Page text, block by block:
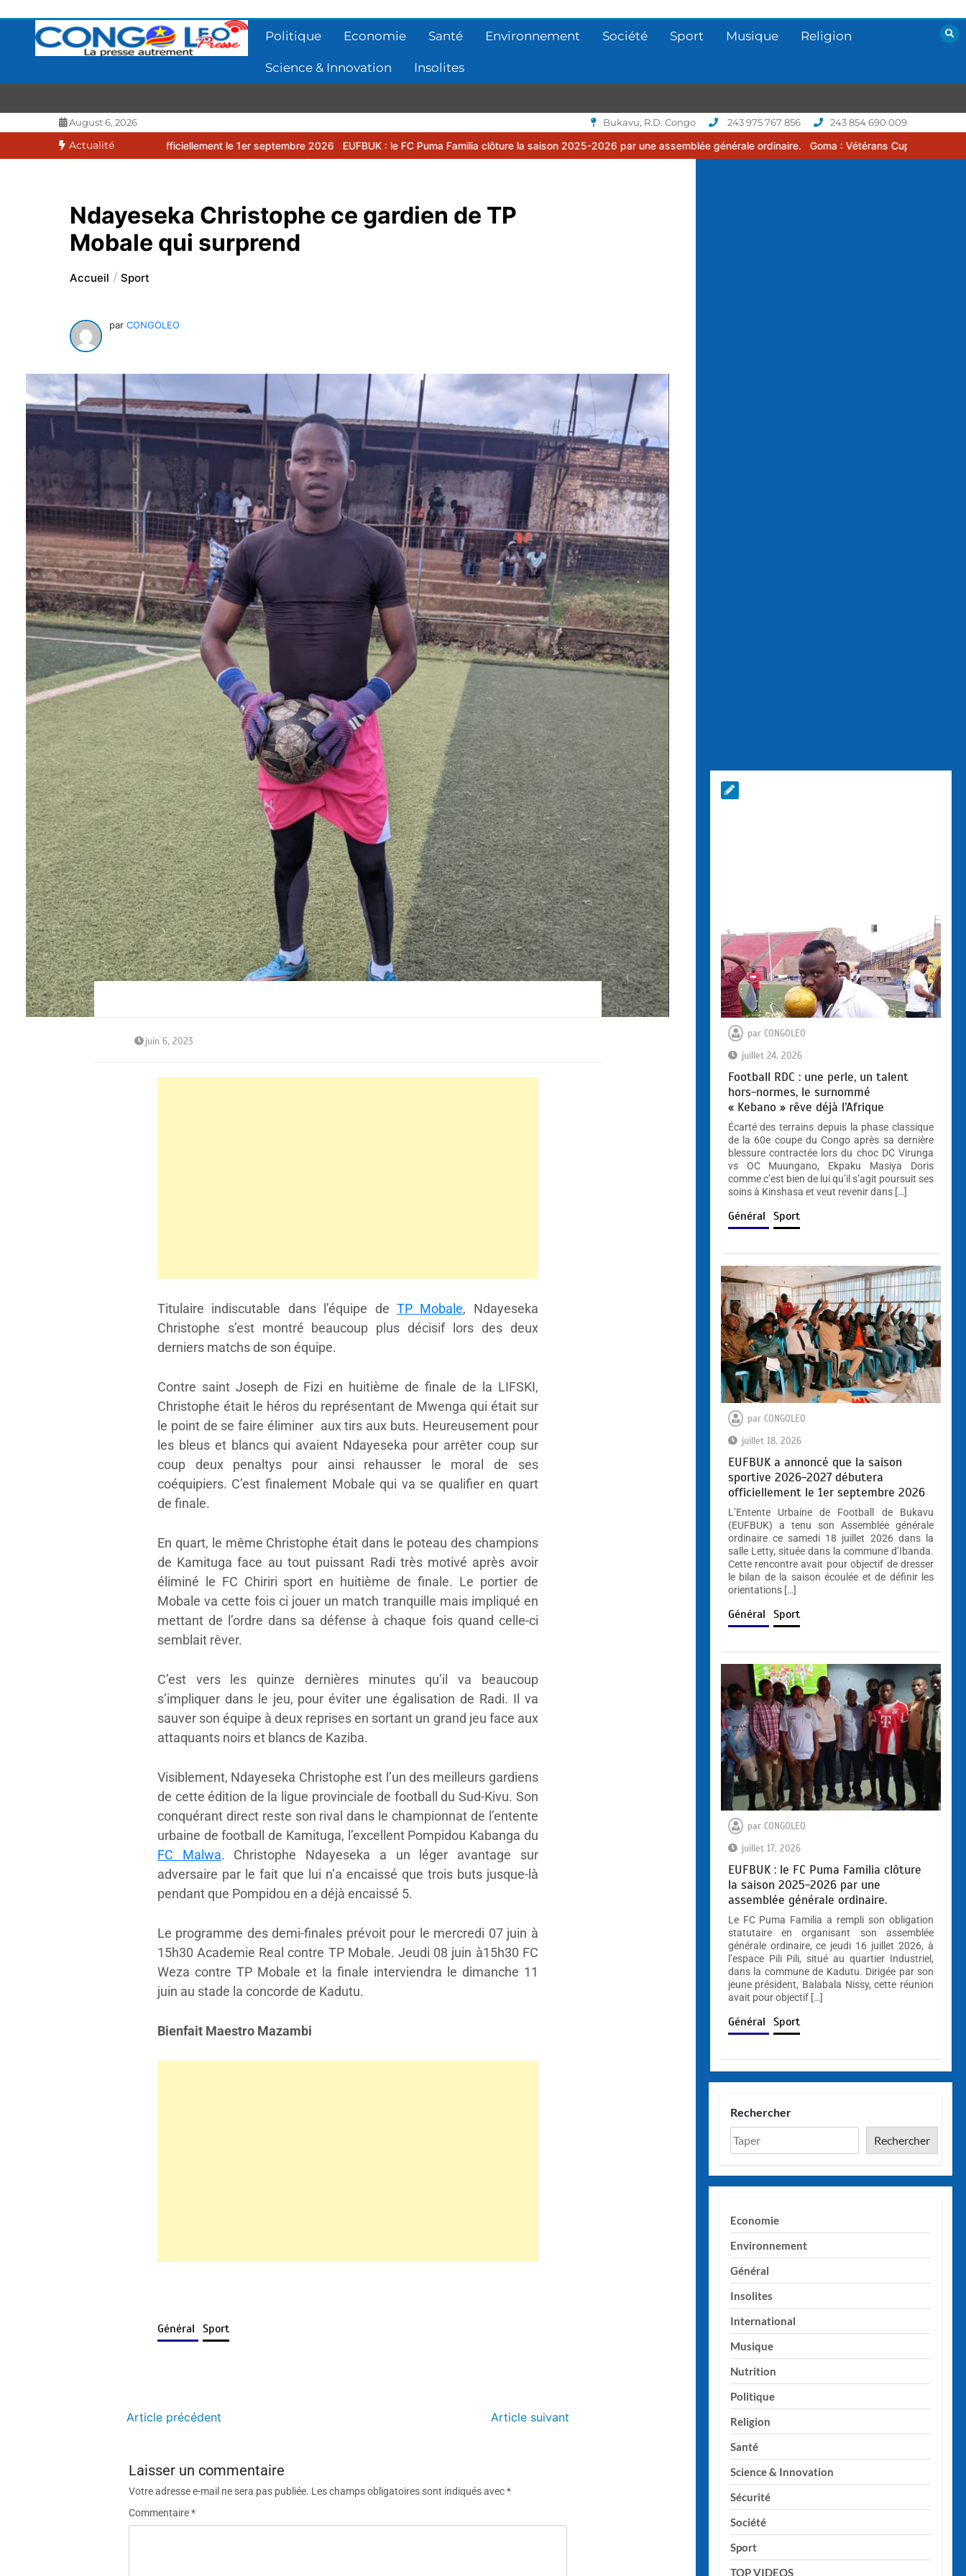
contenu
Politique Economie Santé Environnement Société Sport Musique Religion
Science & Innovation Insolites
CONGOLEO
La presse autrement
August 6, 2026 Bukavu, R.D. Congo 243 975 767 856 243 854 690 009
Actualité
débutera officiellement le 1er septembre 2026 EUFBUK : le FC Puma Familia clôture la saison 2025-2026 par une assemblée générale ordinaire. Goma : Vétérans Cup 2026 -2027, une compétition
Ndayeseka Christophe ce gardien de TP
Mobale qui surprend
Accueil Sport
par CONGOLEO
juin 6, 2023
Titulaire indiscutable dans l’équipe de TP Mobale, Ndayeseka
Christophe s’est montré beaucoup plus décisif lors des deux
derniers matchs de son équipe.
Contre saint Joseph de Fizi en huitième de finale de la LIFSKI,
Christophe était le héros du représentant de Mwenga qui était sur
le point de se faire éliminer aux tirs aux buts. Heureusement pour
les bleus et blancs qui avaient Ndayeseka pour arrêter coup sur
coup deux penaltys pour ainsi rehausser le moral de ses
coéquipiers. C’est finalement Mobale qui va se qualifier en quart
de finale.
En quart, le même Christophe était dans le poteau des champions
de Kamituga face au tout puissant Radi très motivé après avoir
éliminé le FC Chiriri sport en huitième de finale. Le portier de
Mobale va cette fois ci jouer un match tranquille mais impliqué en
mettant de l’ordre dans sa défense à chaque fois quand celle-ci
semblait rêver.
C’est vers les quinze dernières minutes qu’il va beaucoup
s’impliquer dans le jeu, pour éviter une égalisation de Radi. Il va
sauver son équipe à deux reprises en sortant un grand jeu face aux
attaquants noirs et blancs de Kaziba.
Visiblement, Ndayeseka Christophe est l’un des meilleurs gardiens
de cette édition de la ligue provinciale de football du Sud-Kivu. Son
conquérant direct reste son rival dans le championnat de l’entente
urbaine de football de Kamituga, l’excellent Pompidou Kabanga du
FC Malwa. Christophe Ndayeseka a un léger avantage sur
adversaire par le fait que lui n’a encaissé que trois buts jusque-là
pendant que Pompidou en a déjà encaissé 5.
Le programme des demi-finales prévoit pour le mercredi 07 juin à
15h30 Academie Real contre TP Mobale. Jeudi 08 juin à15h30 FC
Weza contre TP Mobale et la finale interviendra le dimanche 11
juin au stade la concorde de Kadutu.
Bienfait Maestro Mazambi
Général Sport
Article précédent Article suivant
Laisser un commentaire
Votre adresse e-mail ne sera pas publiée. Les champs obligatoires sont indiqués avec*
Commentaire*
par CONGOLEO
juillet 24, 2026
Football RDC : une perle, un talent
hors-normes, le surnommé
« Kebano » rêve déjà l’Afrique
Écarté des terrains depuis la phase classique
de la 60e coupe du Congo après sa dernière
blessure contractée lors du choc DC Virunga
vs OC Muungano, Ekpaku Masiya Doris
comme c’est bien de lui qu’il s’agit poursuit ses
soins à Kinshasa et veut revenir dans […]
Général Sport
par CONGOLEO
juillet 18, 2026
EUFBUK a annoncé que la saison
sportive 2026-2027 débutera
officiellement le 1er septembre 2026
L’Entente Urbaine de Football de Bukavu
(EUFBUK) a tenu son Assemblée générale
ordinaire ce samedi 18 juillet 2026 dans la
salle Letty, située dans la commune d’Ibanda.
Cette rencontre avait pour objectif de dresser
le bilan de la saison écoulée et de définir les
orientations […]
Général Sport
par CONGOLEO
juillet 17, 2026
EUFBUK : le FC Puma Familia clôture
la saison 2025-2026 par une
assemblée générale ordinaire.
Le FC Puma Familia a rempli son obligation
statutaire en organisant son assemblée
générale ordinaire, ce jeudi 16 juillet 2026, à
l’espace Pili Pili, situé au quartier Industriel,
dans la commune de Kadutu. Dirigée par son
jeune président, Balabala Nissy, cette réunion
avait pour objectif […]
Général Sport
Rechercher
Rechercher
Economie
Environnement
Général
Insolites
International
Musique
Nutrition
Politique
Religion
Santé
Science & Innovation
Sécurité
Société
Sport
TOP VIDEOS